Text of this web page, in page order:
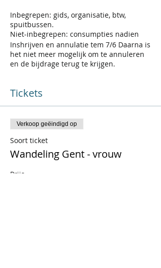
Inbegrepen: gids, organisatie, btw,
spuitbussen.
Niet-inbegrepen: consumpties nadien
Inshrijven en annulatie tem 7/6 Daarna is
het niet meer mogelijk om te annuleren
en de bijdrage terug te krijgen.
Tickets
Verkoop geëindigd op
Soort ticket
Wandeling Gent - vrouw
Prijs